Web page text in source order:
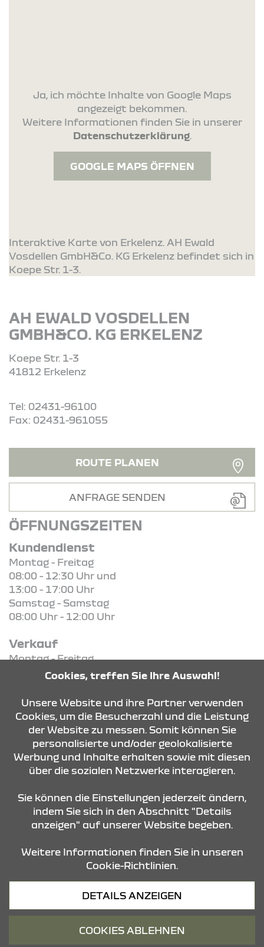
Ja, ich möchte Inhalte von Google Maps
angezeigt bekommen.
Weitere Informationen finden Sie in unserer
Datenschutzerklärung.
GOOGLE MAPS ÖFFNEN
Interaktive Karte von Erkelenz. AH Ewald
Vosdellen GmbH&Co. KG Erkelenz befindet sich in
Koepe Str. 1-3.
AH EWALD VOSDELLEN
GMBH&CO. KG ERKELENZ
Koepe Str. 1-3
41812 Erkelenz
Tel: 02431-96100
Fax: 02431-961055
ROUTE PLANEN
ANFRAGE SENDEN
ÖFFNUNGSZEITEN
Kundendienst
Montag - Freitag
08:00 - 12:30 Uhr und
13:00 - 17:00 Uhr
Samstag - Samstag
08:00 Uhr - 12:00 Uhr
Verkauf
Montag - Freitag
08:30 Uhr - 18:00 Uhr
08:30 Uhr - 13:00 Uhr
KONTAKT & ANFAHRT
Datenschutz
Cookies, treffen Sie Ihre Auswahl!
Unsere Website und ihre Partner verwenden
Cookies, um die Besucherzahl und die Leistung
der Website zu messen. Somit können Sie
personalisierte und/oder geolokalisierte
Werbung und Inhalte erhalten sowie mit diesen
über die sozialen Netzwerke interagieren.
Sie können die Einstellungen jederzeit ändern,
indem Sie sich in den Abschnitt "Details
anzeigen" auf unserer Website begeben.
Weitere Informationen finden Sie in unseren
Cookie-Richtlinien.
DETAILS ANZEIGEN
COOKIES ABLEHNEN